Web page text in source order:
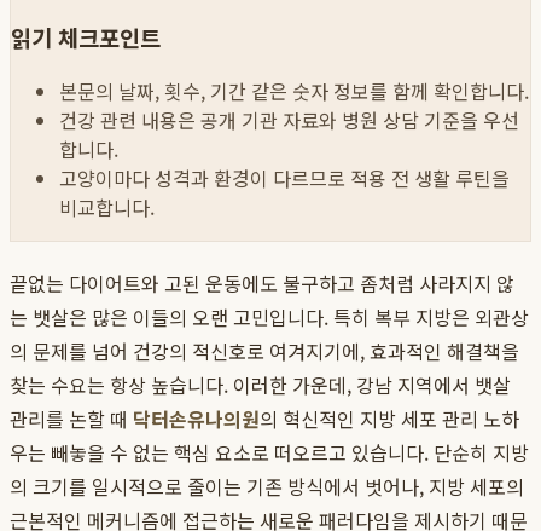
읽기 체크포인트
본문의 날짜, 횟수, 기간 같은 숫자 정보를 함께 확인합니다.
건강 관련 내용은 공개 기관 자료와 병원 상담 기준을 우선
합니다.
고양이마다 성격과 환경이 다르므로 적용 전 생활 루틴을
비교합니다.
끝없는 다이어트와 고된 운동에도 불구하고 좀처럼 사라지지 않
는 뱃살은 많은 이들의 오랜 고민입니다. 특히 복부 지방은 외관상
의 문제를 넘어 건강의 적신호로 여겨지기에, 효과적인 해결책을
찾는 수요는 항상 높습니다. 이러한 가운데, 강남 지역에서 뱃살
관리를 논할 때 닥터손유나의원의 혁신적인 지방 세포 관리 노하
우는 빼놓을 수 없는 핵심 요소로 떠오르고 있습니다. 단순히 지방
의 크기를 일시적으로 줄이는 기존 방식에서 벗어나, 지방 세포의
근본적인 메커니즘에 접근하는 새로운 패러다임을 제시하기 때문